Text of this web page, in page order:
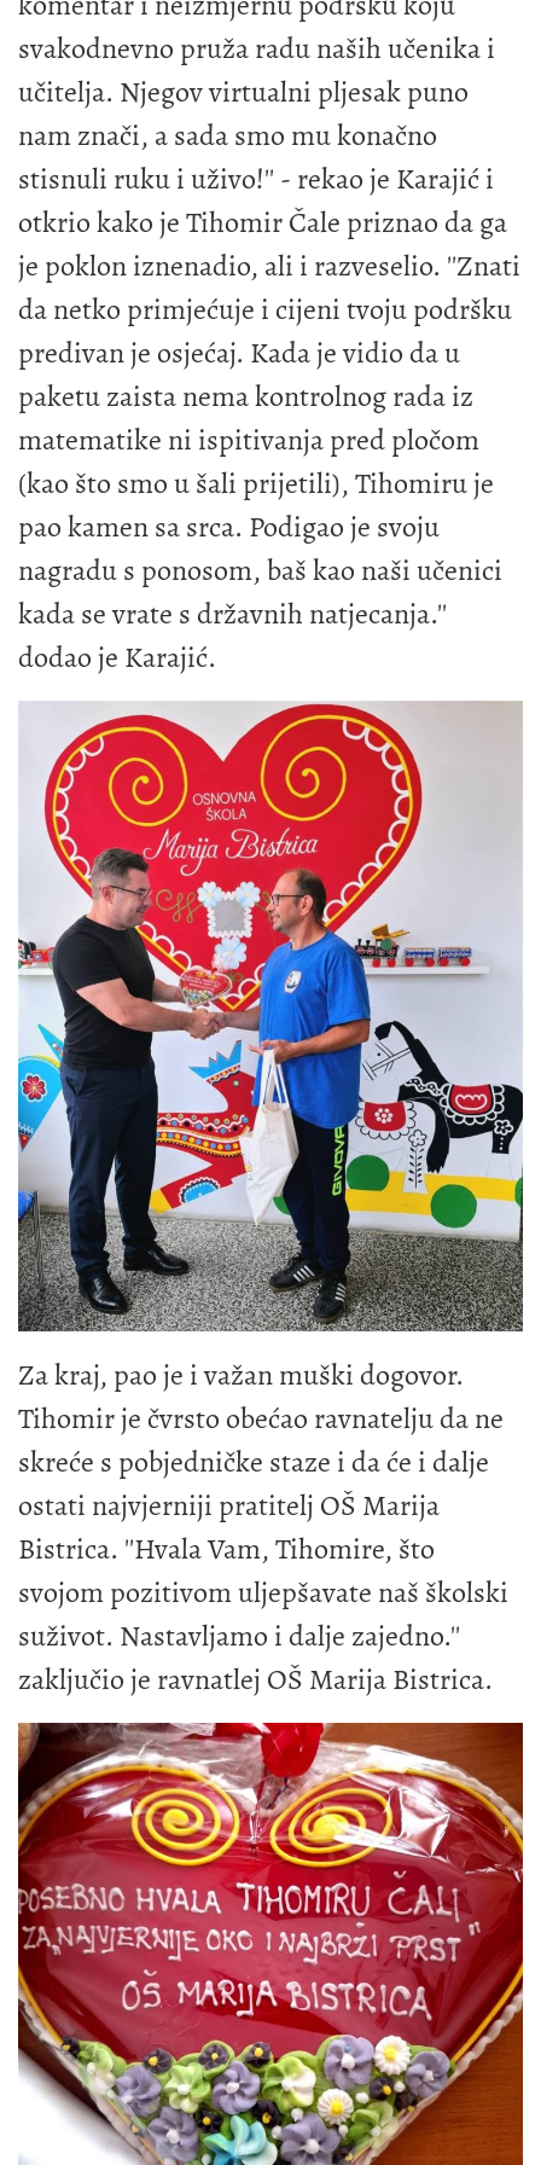
svakodnevno pruža radu naših učenika i
učitelja. Njegov virtualni pljesak puno
nam znači, a sada smo mu konačno
stisnuli ruku i uživo!'' - rekao je Karajić i
otkrio kako je Tihomir Čale priznao da ga
je poklon iznenadio, ali i razveselio. ''Znati
da netko primjećuje i cijeni tvoju podršku
predivan je osjećaj. Kada je vidio da u
paketu zaista nema kontrolnog rada iz
matematike ni ispitivanja pred pločom
(kao što smo u šali prijetili), Tihomiru je
pao kamen sa srca. Podigao je svoju
nagradu s ponosom, baš kao naši učenici
kada se vrate s državnih natjecanja.''
dodao je Karajić.
Za kraj, pao je i važan muški dogovor.
Tihomir je čvrsto obećao ravnatelju da ne
skreće s pobjedničke staze i da će i dalje
ostati najvjerniji pratitelj OŠ Marija
Bistrica. ''Hvala Vam, Tihomire, što
svojom pozitivom uljepšavate naš školski
suživot. Nastavljamo i dalje zajedno.''
zaključio je ravnatlej OŠ Marija Bistrica.